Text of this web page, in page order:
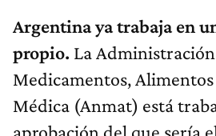
Argentina ya trabaja en
propio. La
Medicamentos,
Médica (Anmat) está